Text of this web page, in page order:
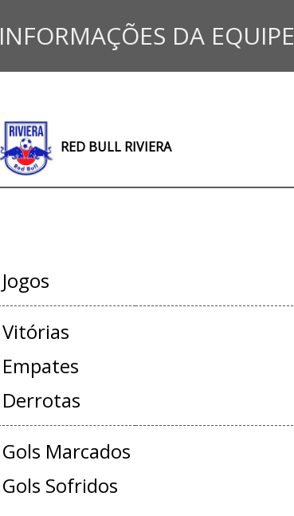
INFORMAÇÕES DA EQUIPE
RED BULL RIVIERA
Jogos
Vitórias
Empates
Derrotas
Gols Marcados
Gols Sofridos